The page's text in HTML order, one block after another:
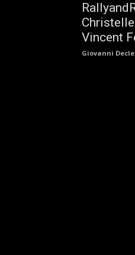
Vincent
Giovanni